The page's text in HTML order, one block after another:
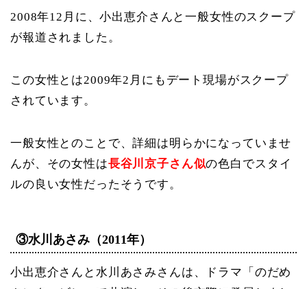
2008年12月に、小出恵介さんと一般女性のスクープ
が報道されました。
この女性とは2009年2月にもデート現場がスクープ
されています。
一般女性とのことで、詳細は明らかになっていませ
んが、その女性は長谷川京子さん似の色白でスタイ
ルの良い女性だったそうです。
③水川あさみ（2011年）
小出恵介さんと水川あさみさんは、ドラマ「のだめ